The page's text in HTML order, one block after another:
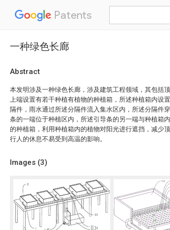
Patents
一种绿色长廊
Abstract
本发明涉及一种绿色长廊，涉及建筑工程领域，其包括
上端设置有若干种植有植物的种植箱，所述种植箱内设
隔件，雨水通过所述分隔件流入集水区内，所述分隔件
条的一端位于种植区内，所述引导条的另一端与种植箱
的种植箱，利用种植箱内的植物对阳光进行遮挡，减少
行人的休息不易受到高温的影响。
Images (3)